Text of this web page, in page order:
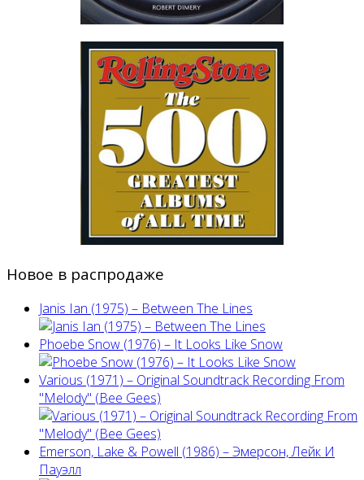
Новое в распродаже
Janis Ian (1975) ‎– Between The Lines
Phoebe Snow (1976) – It Looks Like Snow
Various (1971) – Original Soundtrack Recording From
"Melody" (Bee Gees)
Emerson, Lake & Powell (1986) ‎– Эмерсон, Лейк И
Пауэлл